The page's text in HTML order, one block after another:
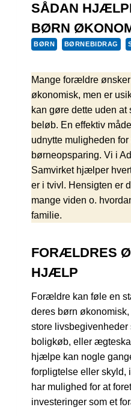
SÅDAN
BØRN
BØRN BØRNEBIDRAG
Mange forældre
økonomisk, men er
kan gøre dette uden
beløb. En effektiv
udnytte muligheden
børneopsparing. Vi i
Samvirket hjælper
er i tvivl. Hensigten er
mange viden o.
familie.
FORÆLDRES
HJÆLP
Forældre kan føle en
deres børn
store livsbegivenheder
boligkøb, eller
hjælpe kan nogle
forpligtelse eller
har mulighed for at
investeringer som et